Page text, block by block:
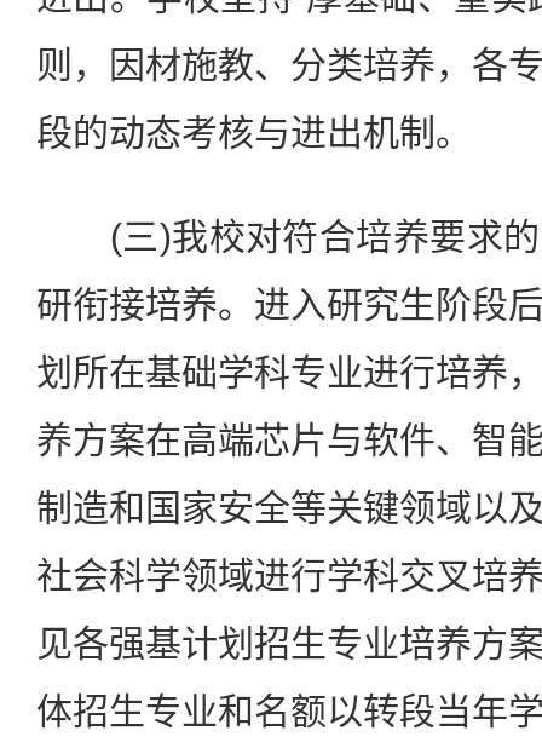
则，因材施教、分类培养，各
段的动态考核与进出机制。
(三)我校对符合培养要求的
研衔接培养。进入研究生阶段
划所在基础学科专业进行培养
养方案在高端芯片与软件、智
制造和国家安全等关键领域以
社会科学领域进行学科交叉培
见各强基计划招生专业培养方
体招生专业和名额以转段当年